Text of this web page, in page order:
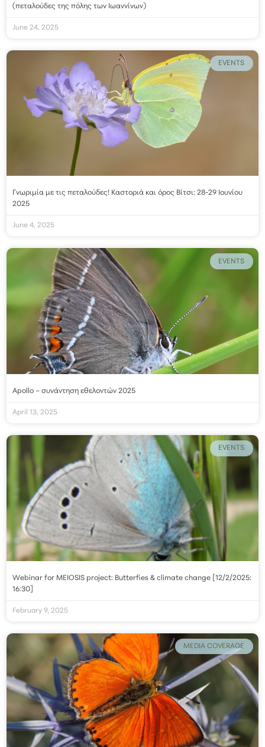
(πεταλούδες της πόλης των Ιωαννίνων)
June 24, 2025
EVENTS
Γνωριμία με τις πεταλούδες! Καστοριά και όρος Βίτσι: 28-29 Ιουνίου
2025
June 4, 2025
EVENTS
Apollo – συνάντηση εθελοντών 2025
April 13, 2025
EVENTS
Webinar for MEIOSIS project: Butterfies & climate change [12/2/2025:
16:30]
February 9, 2025
MEDIA COVERAGE